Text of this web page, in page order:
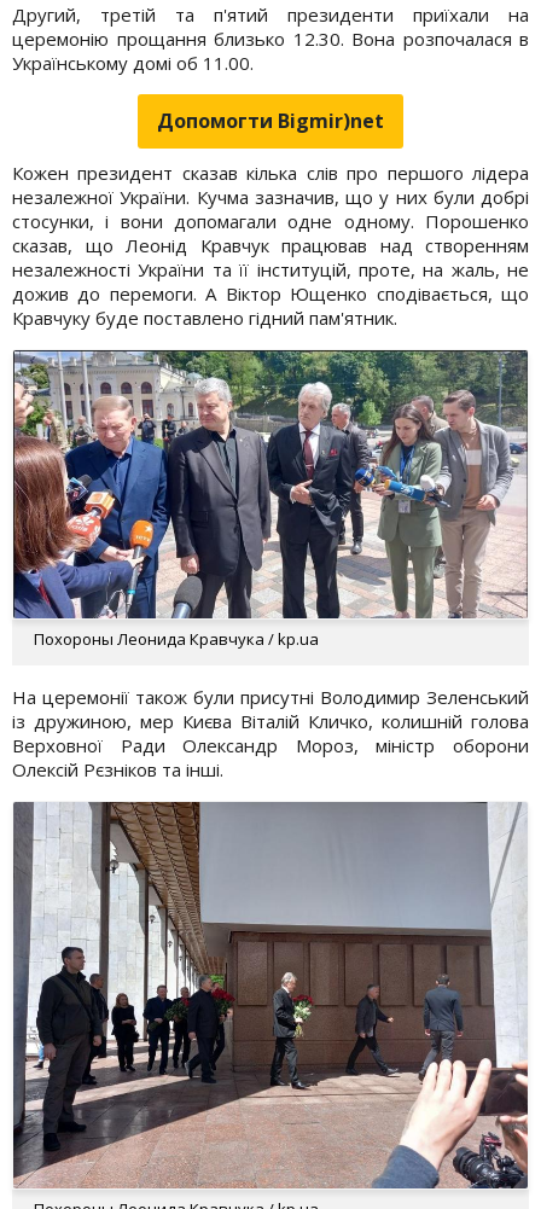
Другий, третій та п'ятий президенти приїхали на
церемонію прощання близько 12.30. Вона розпочалася в
Українському домі об 11.00.
Допомогти Bigmir)net
Кожен президент сказав кілька слів про першого лідера
незалежної України. Кучма зазначив, що у них були добрі
стосунки, і вони допомагали одне одному. Порошенко
сказав, що Леонід Кравчук працював над створенням
незалежності України та її інституцій, проте, на жаль, не
дожив до перемоги. А Віктор Ющенко сподівається, що
Кравчуку буде поставлено гідний пам'ятник.
Похороны Леонида Кравчука / kp.ua
На церемонії також були присутні Володимир Зеленський
із дружиною, мер Києва Віталій Кличко, колишній голова
Верховної Ради Олександр Мороз, міністр оборони
Олексій Рєзніков та інші.